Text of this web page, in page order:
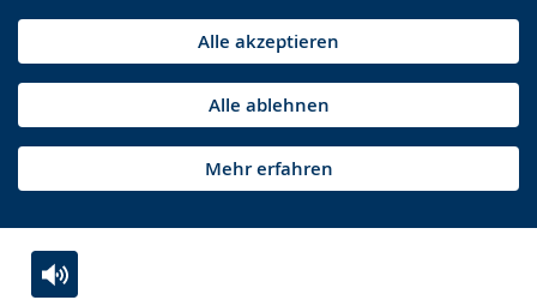
Alle akzeptieren
Alle ablehnen
Mehr erfahren